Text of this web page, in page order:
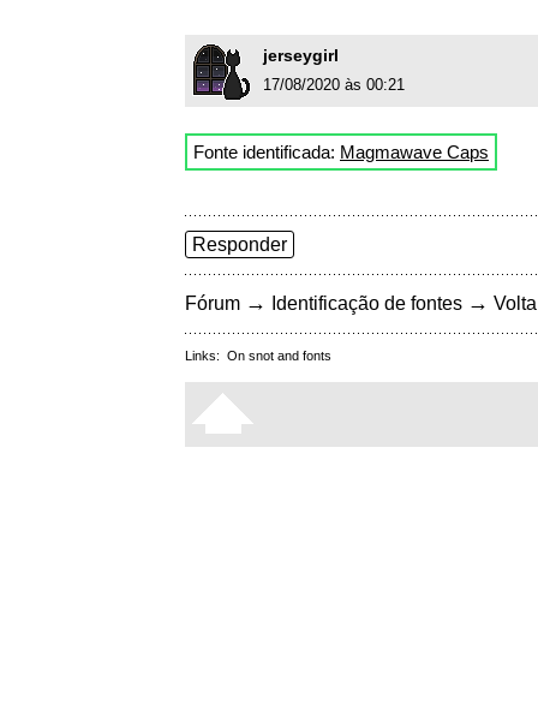
jerseygirl
17/08/2020 às 00:21
Fonte identificada: Magmawave Caps
Responder
Fórum → Identificação de fontes →
Links: On snot and fonts